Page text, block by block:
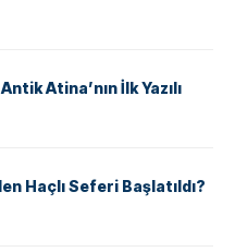
Atina’nın İlk Yazılı
Haçlı Seferi Başlatıldı?